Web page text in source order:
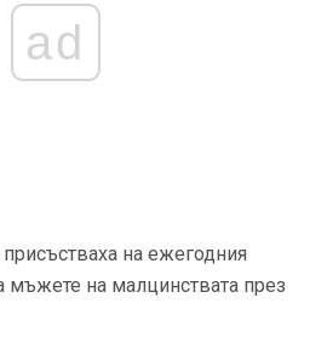
ad
на ежегодния
мъжете на малцинствата през